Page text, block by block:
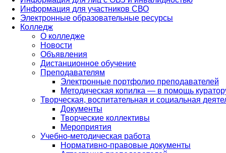
Информация для участников СВО
Электронные образовательные ресурсы
Колледж
О колледже
Новости
Объявления
Дистанционное обучение
Преподавателям
Электронные портфолио преподавателей
Методическая копилка — в помощь
Творческая, воспитательная и социальная
Документы
Творческие коллективы
Мероприятия
Учебно-методическая работа
Нормативно-правовые документы